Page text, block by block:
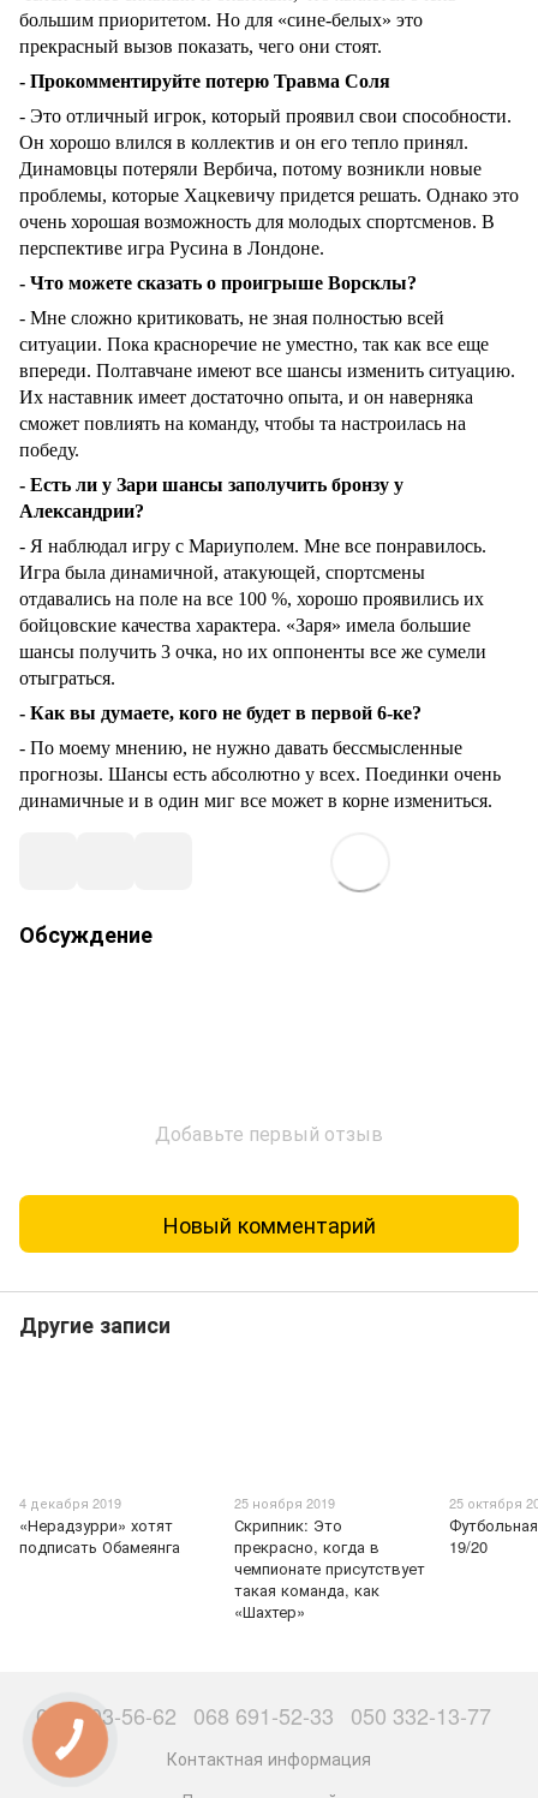
большим приоритетом. Но для «сине-белых» это
прекрасный вызов показать, чего они стоят.
- Прокомментируйте потерю Травма Соля
- Это отличный игрок, который проявил свои способности.
Он хорошо влился в коллектив и он его тепло принял.
Динамовцы потеряли Вербича, потому возникли новые
проблемы, которые Хацкевичу придется решать. Однако это
очень хорошая возможность для молодых спортсменов. В
перспективе игра Русина в Лондоне.
- Что можете сказать о проигрыше Ворсклы?
- Мне сложно критиковать, не зная полностью всей
ситуации. Пока красноречие не уместно, так как все еще
впереди. Полтавчане имеют все шансы изменить ситуацию.
Их наставник имеет достаточно опыта, и он наверняка
сможет повлиять на команду, чтобы та настроилась на
победу.
- Есть ли у Зари шансы заполучить бронзу у
Александрии?
- Я наблюдал игру с Мариуполем. Мне все понравилось.
Игра была динамичной, атакующей, спортсмены
отдавались на поле на все 100 %, хорошо проявились их
бойцовские качества характера. «Заря» имела большие
шансы получить 3 очка, но их оппоненты все же сумели
отыграться.
- Как вы думаете, кого не будет в первой 6-ке?
- По моему мнению, не нужно давать бессмысленные
прогнозы. Шансы есть абсолютно у всех. Поединки очень
динамичные и в один миг все может в корне измениться.
Обсуждение
Добавьте первый отзыв
Новый комментарий
Другие записи
4 декабря 2019
«Нерадзурри» хотят
подписать Обамеянга
25 ноября 2019
Скрипник: Это
прекрасно, когда в
чемпионате присутствует
такая команда, как
«Шахтер»
25 октября
19/20
063 503-56-62 068 691-52-33 050 332-13-77
Контактная информация